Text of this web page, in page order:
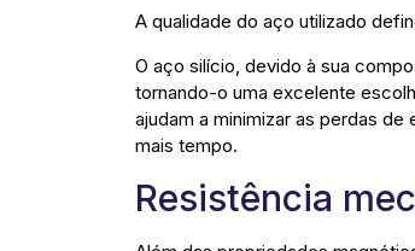
A qualidade do aço utilizado
O aço silício, devido à sua
tornando-o uma excelente
ajudam a minimizar as perdas
mais tempo.
Resistência